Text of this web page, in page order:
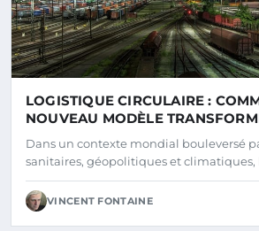
LOGISTIQUE CIRCULAIRE :
NOUVEAU MODÈLE
L’ENVIRONNEMENT EN 2025 ?
Dans un contexte mondial bouleversé
sanitaires, géopolitiques et climatiques,
VINCENT FONTAINE